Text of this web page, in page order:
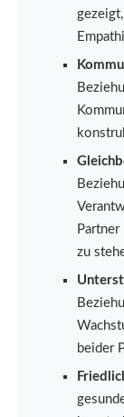
Partner
zu
beider